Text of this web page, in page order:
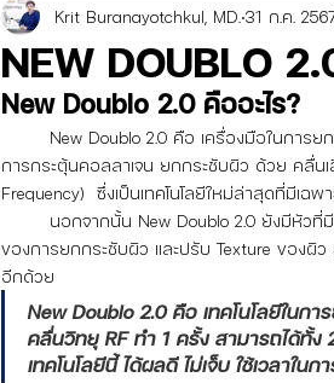
NEW DOUBLO
Krit Buranayotchkul, MD. 31 ก.ค.
การกระตุ้นคอลลาเจน ยกกระชับผิว ด้วย คลื่น
Frequency)  ซึ่งเป็นเทคโนโลยีใหม่ล่าสุดที่มีเฉพ
ของการยกกระชับผิว และปรับ Texture ของผิ
อีกด้วย
New Doublo 2.0 คือ เทคโนโลยีในก
คลื่นวิทยุ RF ทำ 1 ครั้ง สามารถได้ทั้ง
เทคโนโลยีนี้ ได้ผลดี ไม่เจ็บ ใช้เวลาใน